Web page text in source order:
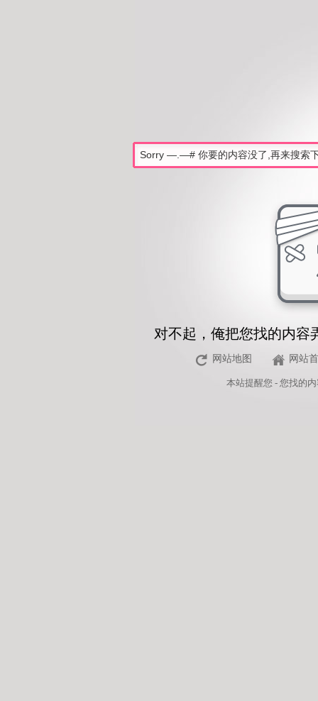
对不起，俺把您找的内容
网站地图 网站
本站提醒您 - 您找的